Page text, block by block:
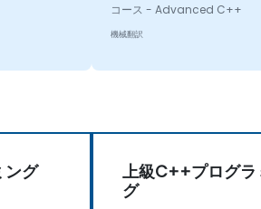
コース - Advanced C++
機械翻訳
ング
上級C++プログラ
グ